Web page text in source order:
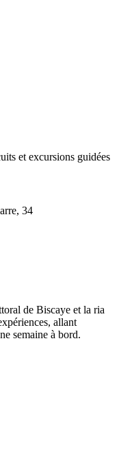
et excursions guidées
34
de Biscaye et la ria
allant
semaine à bord.